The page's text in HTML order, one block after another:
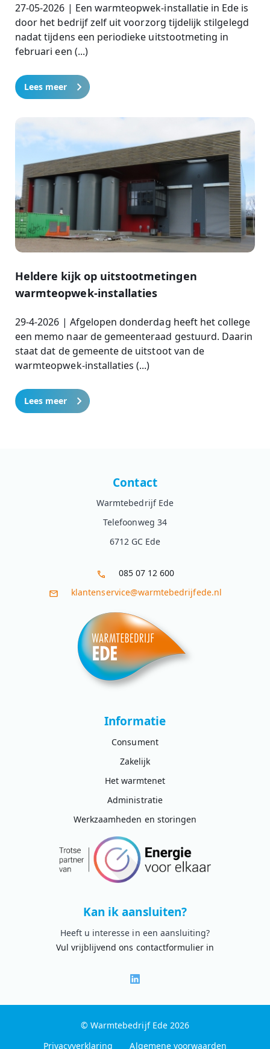
27-05-2026 | Een warmteopwek-installatie in Ede is
door het bedrijf zelf uit voorzorg tijdelijk stilgelegd
nadat tijdens een periodieke uitstootmeting in
februari een (...)
Lees meer
Heldere kijk op uitstootmetingen
warmteopwek-installaties
29-4-2026 | Afgelopen donderdag heeft het college
een memo naar de gemeenteraad gestuurd. Daarin
staat dat de gemeente de uitstoot van de
warmteopwek-installaties (...)
Lees meer
Contact
Warmtebedrijf Ede
Telefoonweg 34
6712 GC Ede
085 07 12 600
klantenservice@warmtebedrijfede.nl
Informatie
Consument
Zakelijk
Het warmtenet
Administratie
Werkzaamheden en storingen
Kan ik aansluiten?
Heeft u interesse in een aansluiting?
Vul vrijblijvend ons contactformulier in
© Warmtebedrijf Ede 2026
Privacyverklaring
Algemene voorwaarden